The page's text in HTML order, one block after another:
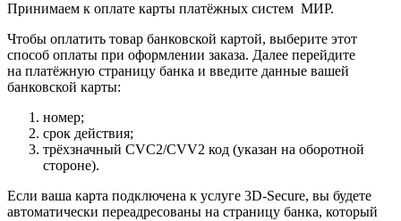
Принимаем к оплате карты платёжных систем МИР.
Чтобы оплатить товар банковской картой, выберите этот
способ оплаты при оформлении заказа. Далее перейдите
на платёжную страницу банка и введите данные вашей
банковской карты:
номер;
срок действия;
трёхзначный CVC2/CVV2 код (указан на оборотной
стороне).
Если ваша карта подключена к услуге 3D-Secure, вы будете
автоматически переадресованы на страницу банка, который